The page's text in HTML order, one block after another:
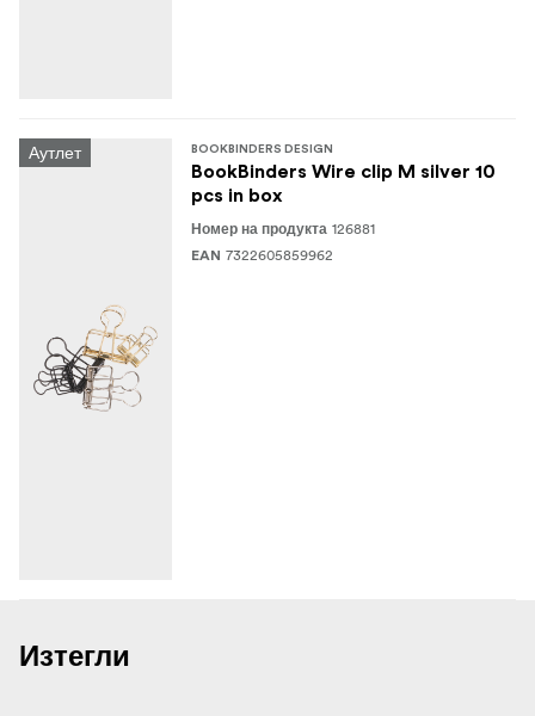
Аутлет BOOKBINDERS DESIGN
BookBinders Wire clip M silver 10
pcs in box
Номер на продукта 126881
EAN 7322605859962
Изтегли